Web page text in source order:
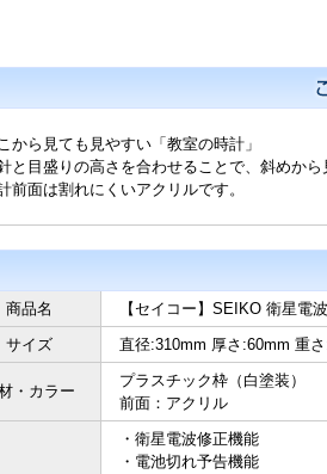
から見ても見やすい「教室の時計」
と目盛りの高さを合わせることで、斜めか
前面は割れにくいアクリルです。
商品名
【セイコー】SEIKO 衛星電
サイズ
直径:310mm 厚さ:60mm 重
・カラー
プラスチック枠（白塗装）
前面：アクリル
・衛星電波修正機能
・電池切れ予告機能